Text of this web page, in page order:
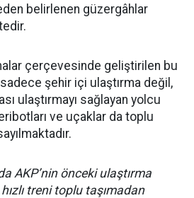
belirlenen güzergâhlar
çerçevesinde geliştirilen bu
şehir içi ulaştırma değil,
ulaştırmayı sağlayan yolcu
ve uçaklar da toplu
AKP’nin önceki ulaştırma
treni toplu taşımadan